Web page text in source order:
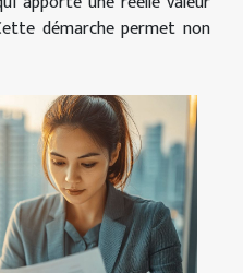
démarche permet non